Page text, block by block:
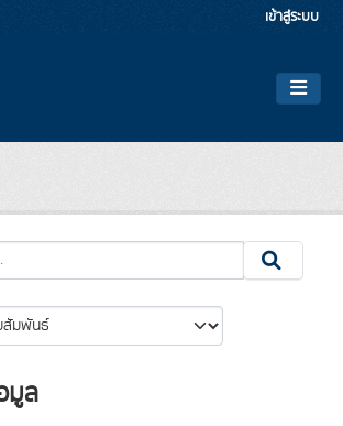
เข้าสู่ระบบ
มูล